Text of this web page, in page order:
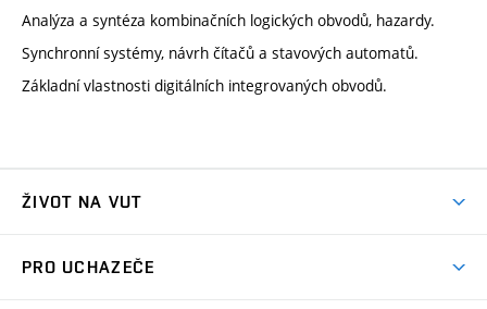
Analýza a syntéza kombinačních logických obvodů, hazardy.
Synchronní systémy, návrh čítačů a stavových automatů.
Základní vlastnosti digitálních integrovaných obvodů.
ŽIVOT NA VUT
PRO UCHAZEČE